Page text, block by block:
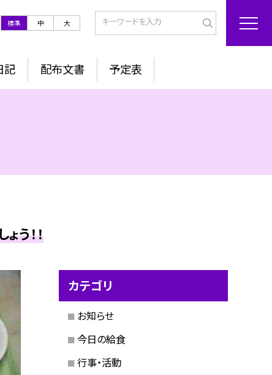
標準 中 大
記 配布文書 予定表
う！！
カテゴリ
お知らせ
今日の給食
行事・活動